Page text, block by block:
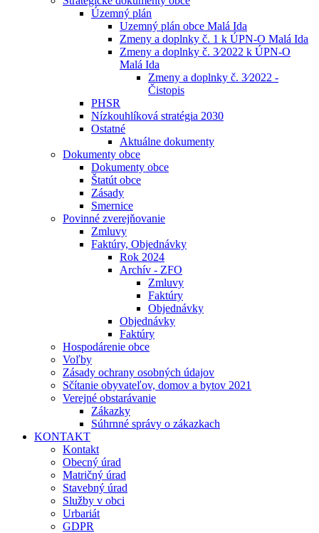
Územný plán
Uzemný plán obce Malá Ida
Zmeny a doplnky č. 1 k ÚPN-O Malá Ida
Zmeny a doplnky č. 3⁄2022 k ÚPN-O
Malá Ida
Zmeny a doplnky č. 3⁄2022 -
Čistopis
PHSR
Nízkouhlíková stratégia 2030
Ostatné
Aktuálne dokumenty
Dokumenty obce
Dokumenty obce
Štatút obce
Zásady
Smernice
Povinné zverejňovanie
Zmluvy
Faktúry, Objednávky
Rok 2024
Archív - ZFO
Zmluvy
Faktúry
Objednávky
Objednávky
Faktúry
Hospodárenie obce
Voľby
Zásady ochrany osobných údajov
Sčítanie obyvateľov, domov a bytov 2021
Verejné obstarávanie
Zákazky
Súhrnné správy o zákazkach
KONTAKT
Kontakt
Obecný úrad
Matričný úrad
Stavebný úrad
Služby v obci
Urbariát
GDPR